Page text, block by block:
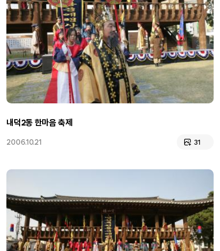
내덕2동 한마음 축제
2006.10.21 31